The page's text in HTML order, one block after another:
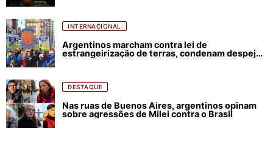
INTERNACIONAL
Argentinos marcham contra lei de
estrangeirização de terras, condenam despejos
DESTAQUE
Nas ruas de Buenos Aires, argentinos opinam
sobre agressões de Milei contra o Brasil